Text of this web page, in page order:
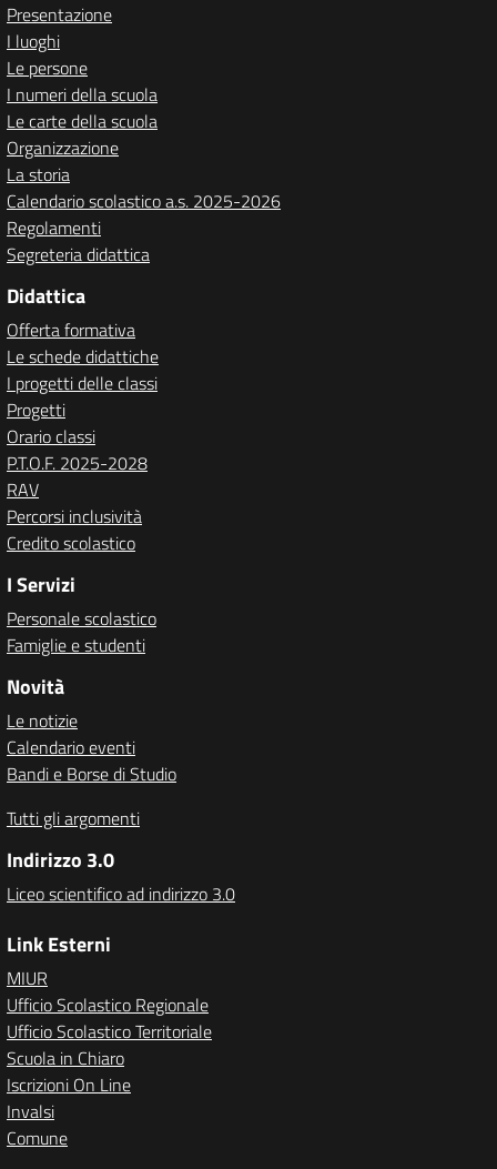
Presentazione
I luoghi
Le persone
I numeri della scuola
Le carte della scuola
Organizzazione
La storia
Calendario scolastico a.s. 2025-2026
Regolamenti
Segreteria didattica
Didattica
Offerta formativa
Le schede didattiche
I progetti delle classi
Progetti
Orario classi
P.T.O.F. 2025-2028
RAV
Percorsi inclusività
Credito scolastico
I Servizi
Personale scolastico
Famiglie e studenti
Novità
Le notizie
Calendario eventi
Bandi e Borse di Studio
Tutti gli argomenti
Indirizzo 3.0
Liceo scientifico ad indirizzo 3.0
Link Esterni
MIUR
Ufficio Scolastico Regionale
Ufficio Scolastico Territoriale
Scuola in Chiaro
Iscrizioni On Line
Invalsi
Comune